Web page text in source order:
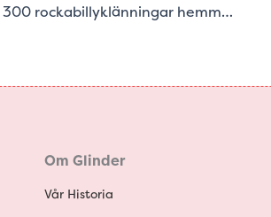
300 rockabillyklänningar hemma?
Om Glinder
Vår Historia